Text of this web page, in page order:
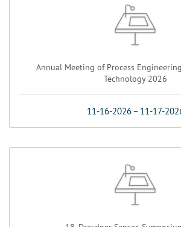
Annual Meeting of Process
Technology 2026
11-16-2026– 11-17-